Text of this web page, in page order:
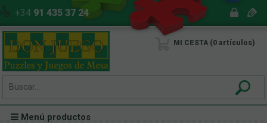
+34 91 435 37 24
MI CESTA 0 artículos
Menú productos